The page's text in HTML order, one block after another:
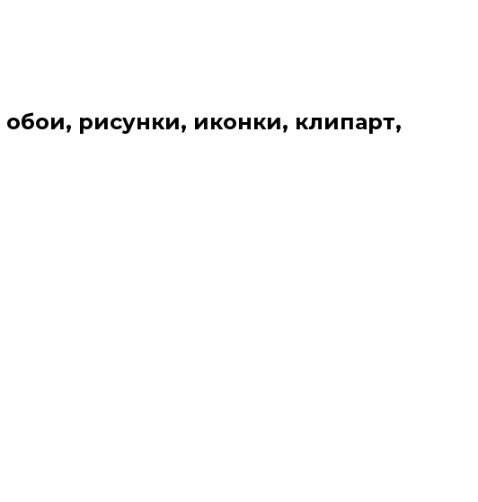
рисунки, иконки, клипарт,